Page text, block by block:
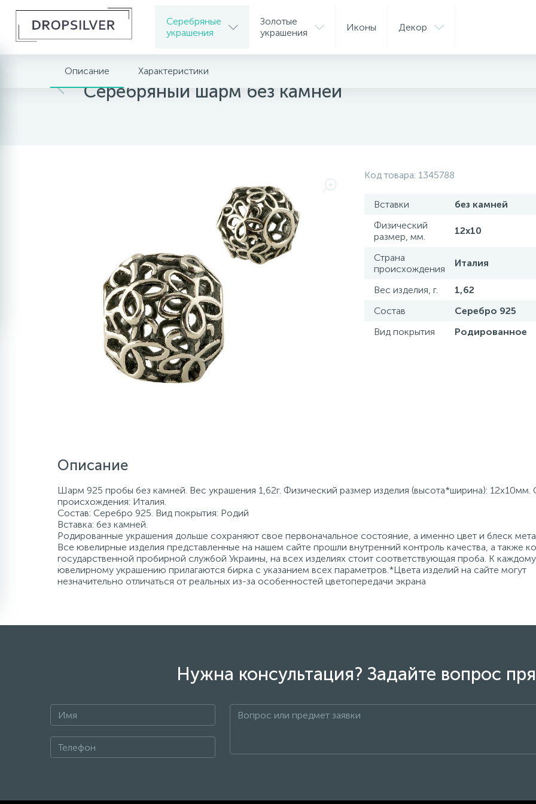
Серебряные
украшения
Золотые
украшения
Иконы Декор
Главная Серебряные украшения
Серебряный шарм без камней
Описание Характеристики
Код товара: 1345788
Вставки
без камней
Физический
размер, мм.
12х10
Страна
происхождения
Италия
Вес изделия, г.
1,62
Состав
Серебро 925
Вид покрытия
Родированное
Описание
Шарм 925 пробы без камней. Вес украшения 1,62г. Физический размер изделия (высота*ширина): 12х10мм.
происхождения: Италия.
Состав: Серебро 925. Вид покрытия: Родий
Вставка: без камней.
Родированные украшения дольше сохраняют свое первоначальное состояние, а именно цвет и блеск
Все ювелирные изделия представленные на нашем сайте прошли внутренний контроль качества, а также
государственной пробирной службой Украины, на всех изделиях стоит соответствующая проба. К каждому
ювелирному украшению прилагаются бирка с указанием всех параметров.*Цвета изделий на сайте могут
незначительно отличаться от реальных из-за особенностей цветопередачи экрана
Нужна консультация? Задайте вопрос